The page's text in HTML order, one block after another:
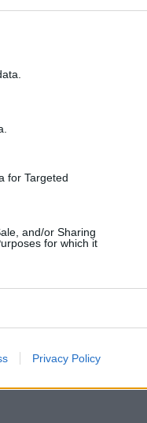
for Targeted
and/or Sharing
for which it
Privacy Policy